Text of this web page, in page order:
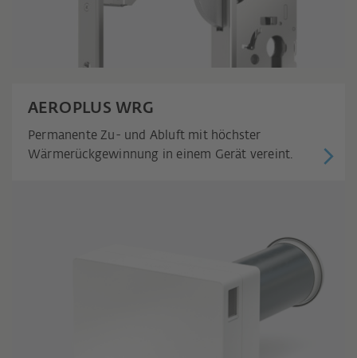
AEROPLUS WRG
Permanente Zu- und Abluft mit höchster
Wärmerückgewinnung in einem Gerät vereint.